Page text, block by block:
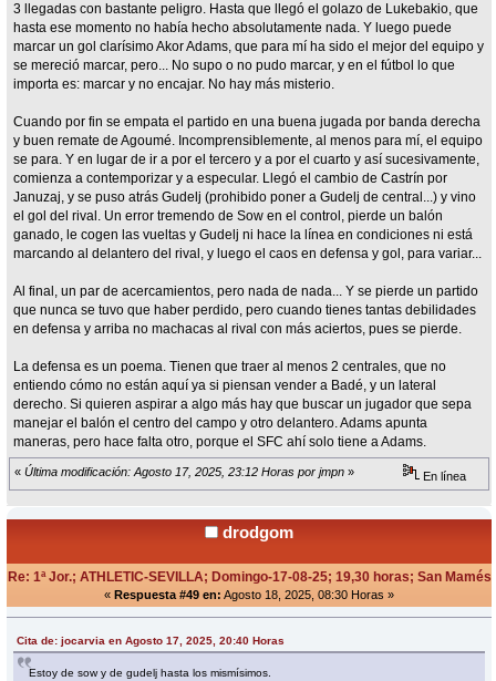
3 llegadas con bastante peligro. Hasta que llegó el golazo de Lukebakio, que
hasta ese momento no había hecho absolutamente nada. Y luego puede
marcar un gol clarísimo Akor Adams, que para mí ha sido el mejor del equipo y
se mereció marcar, pero... No supo o no pudo marcar, y en el fútbol lo que
importa es: marcar y no encajar. No hay más misterio.
Cuando por fin se empata el partido en una buena jugada por banda derecha
y buen remate de Agoumé. Incomprensiblemente, al menos para mí, el equipo
se para. Y en lugar de ir a por el tercero y a por el cuarto y así sucesivamente,
comienza a contemporizar y a especular. Llegó el cambio de Castrín por
Januzaj, y se puso atrás Gudelj (prohibido poner a Gudelj de central...) y vino
el gol del rival. Un error tremendo de Sow en el control, pierde un balón
ganado, le cogen las vueltas y Gudelj ni hace la línea en condiciones ni está
marcando al delantero del rival, y luego el caos en defensa y gol, para variar...
Al final, un par de acercamientos, pero nada de nada... Y se pierde un partido
que nunca se tuvo que haber perdido, pero cuando tienes tantas debilidades
en defensa y arriba no machacas al rival con más aciertos, pues se pierde.
La defensa es un poema. Tienen que traer al menos 2 centrales, que no
entiendo cómo no están aquí ya si piensan vender a Badé, y un lateral
derecho. Si quieren aspirar a algo más hay que buscar un jugador que sepa
manejar el balón el centro del campo y otro delantero. Adams apunta
maneras, pero hace falta otro, porque el SFC ahí solo tiene a Adams.
« Última modificación: Agosto 17, 2025, 23:12 Horas por jmpn » En línea
drodgom
Re: 1ª Jor.; ATHLETIC-SEVILLA; Domingo-17-08-25; 19,30 horas; San Mamés
« Respuesta #49 en: Agosto 18, 2025, 08:30 Horas »
Cita de: jocarvia en Agosto 17, 2025, 20:40 Horas
Estoy de sow y de gudelj hasta los mismísimos.